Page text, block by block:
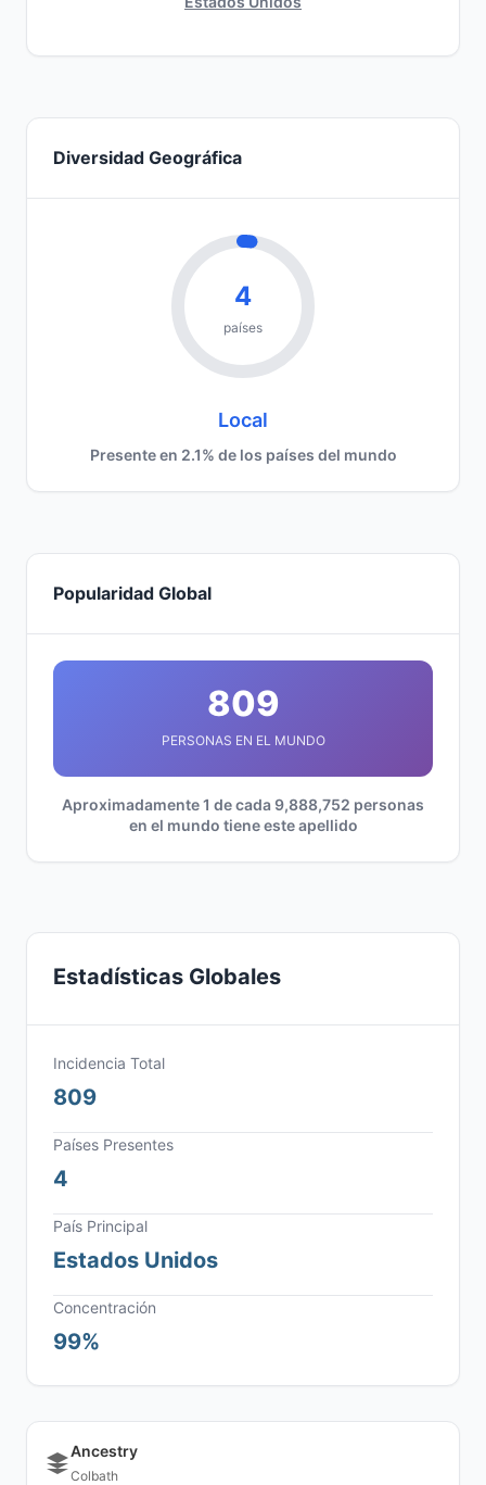
Diversidad Geográfica
4
países
Local
Presente en 2.1% de los países del mundo
Popularidad Global
809
PERSONAS EN EL MUNDO
Aproximadamente 1 de cada 9,888,752 personas
en el mundo tiene este apellido
Estadísticas Globales
Incidencia Total
809
Países Presentes
4
País Principal
Estados Unidos
Concentración
99%
Ancestry
Colbath